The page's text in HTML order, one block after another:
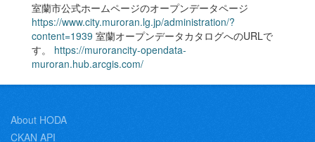
室蘭市公式ホームページのオープンデータページ
https://www.city.muroran.lg.jp/administration/?
content=1939 室蘭オープンデータカタログへのURLで
す。 https://murorancity-opendata-
muroran.hub.arcgis.com/
About HODA
CKAN API